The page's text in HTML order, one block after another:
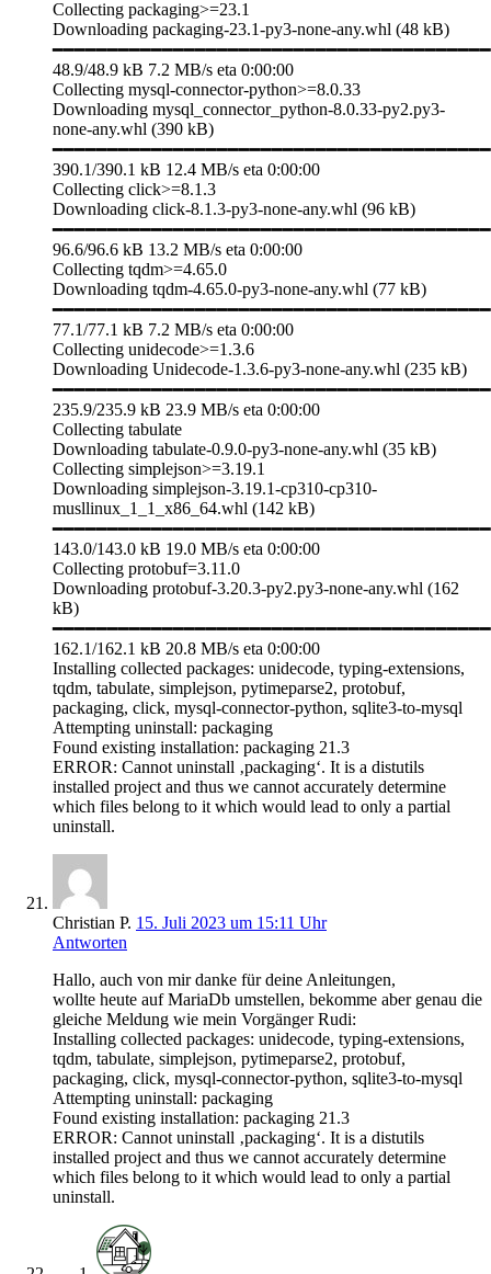
Collecting packaging>=23.1
Downloading packaging-23.1-py3-none-any.whl (48 kB)
━━━━━━━━━━━━━━━━━━━━━━━━━━━━━━━━━━━━━━━━
48.9/48.9 kB 7.2 MB/s eta 0:00:00
Collecting mysql-connector-python>=8.0.33
Downloading mysql_connector_python-8.0.33-py2.py3-
none-any.whl (390 kB)
━━━━━━━━━━━━━━━━━━━━━━━━━━━━━━━━━━━━━━━━
390.1/390.1 kB 12.4 MB/s eta 0:00:00
Collecting click>=8.1.3
Downloading click-8.1.3-py3-none-any.whl (96 kB)
━━━━━━━━━━━━━━━━━━━━━━━━━━━━━━━━━━━━━━━━
96.6/96.6 kB 13.2 MB/s eta 0:00:00
Collecting tqdm>=4.65.0
Downloading tqdm-4.65.0-py3-none-any.whl (77 kB)
━━━━━━━━━━━━━━━━━━━━━━━━━━━━━━━━━━━━━━━━
77.1/77.1 kB 7.2 MB/s eta 0:00:00
Collecting unidecode>=1.3.6
Downloading Unidecode-1.3.6-py3-none-any.whl (235 kB)
━━━━━━━━━━━━━━━━━━━━━━━━━━━━━━━━━━━━━━━━
235.9/235.9 kB 23.9 MB/s eta 0:00:00
Collecting tabulate
Downloading tabulate-0.9.0-py3-none-any.whl (35 kB)
Collecting simplejson>=3.19.1
Downloading simplejson-3.19.1-cp310-cp310-
musllinux_1_1_x86_64.whl (142 kB)
━━━━━━━━━━━━━━━━━━━━━━━━━━━━━━━━━━━━━━━━
143.0/143.0 kB 19.0 MB/s eta 0:00:00
Collecting protobuf=3.11.0
Downloading protobuf-3.20.3-py2.py3-none-any.whl (162
kB)
━━━━━━━━━━━━━━━━━━━━━━━━━━━━━━━━━━━━━━━━
162.1/162.1 kB 20.8 MB/s eta 0:00:00
Installing collected packages: unidecode, typing-extensions,
tqdm, tabulate, simplejson, pytimeparse2, protobuf,
packaging, click, mysql-connector-python, sqlite3-to-mysql
Attempting uninstall: packaging
Found existing installation: packaging 21.3
ERROR: Cannot uninstall ‚packaging‘. It is a distutils
installed project and thus we cannot accurately determine
which files belong to it which would lead to only a partial
uninstall.
Christian P. 15. Juli 2023 um 15:11 Uhr
Antworten
Hallo, auch von mir danke für deine Anleitungen,
wollte heute auf MariaDb umstellen, bekomme aber genau die
gleiche Meldung wie mein Vorgänger Rudi:
Installing collected packages: unidecode, typing-extensions,
tqdm, tabulate, simplejson, pytimeparse2, protobuf,
packaging, click, mysql-connector-python, sqlite3-to-mysql
Attempting uninstall: packaging
Found existing installation: packaging 21.3
ERROR: Cannot uninstall ‚packaging‘. It is a distutils
installed project and thus we cannot accurately determine
which files belong to it which would lead to only a partial
uninstall.